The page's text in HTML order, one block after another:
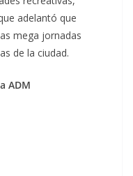
adelantó que
mega jornadas
de la ciudad.
ADM